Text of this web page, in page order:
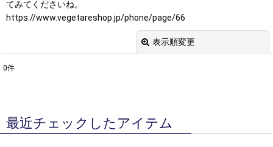
てみてくださいね。
https://www.vegetareshop.jp/phone/page/66
表示順変更
0件
最近チェックしたアイテム